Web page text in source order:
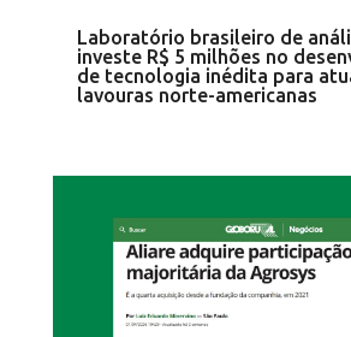
Laboratório brasileiro de
investe R$ 5 milhões no
de tecnologia inédita para
lavouras norte-americanas